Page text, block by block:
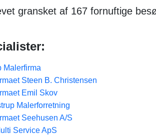
gransket af 167 fornuftige
Malerfirma
Steen B. Christensen
Emil Skov
Malerforretning
Seehusen A/S
Service ApS